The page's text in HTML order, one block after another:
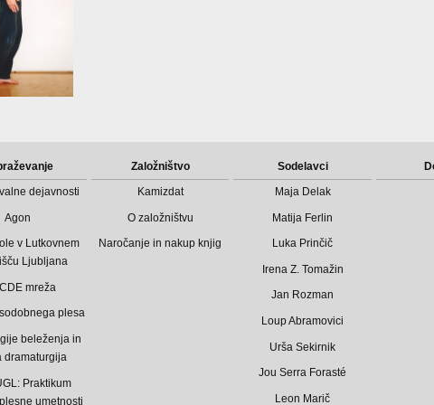
dejavnosti
Agon
v Lutkovnem
Ljubljana
mreža
plesa
beleženja in
dramaturgija
Praktikum
umetnosti
Založništvo
Kamizdat
O založništvu
Naročanje in nakup knjig
Sodelavci
Maja Delak
Matija Ferlin
Luka Prinčič
Irena Z. Tomažin
Jan Rozman
Loup Abramovici
Urša Sekirnik
Jou Serra Forasté
Leon Marič